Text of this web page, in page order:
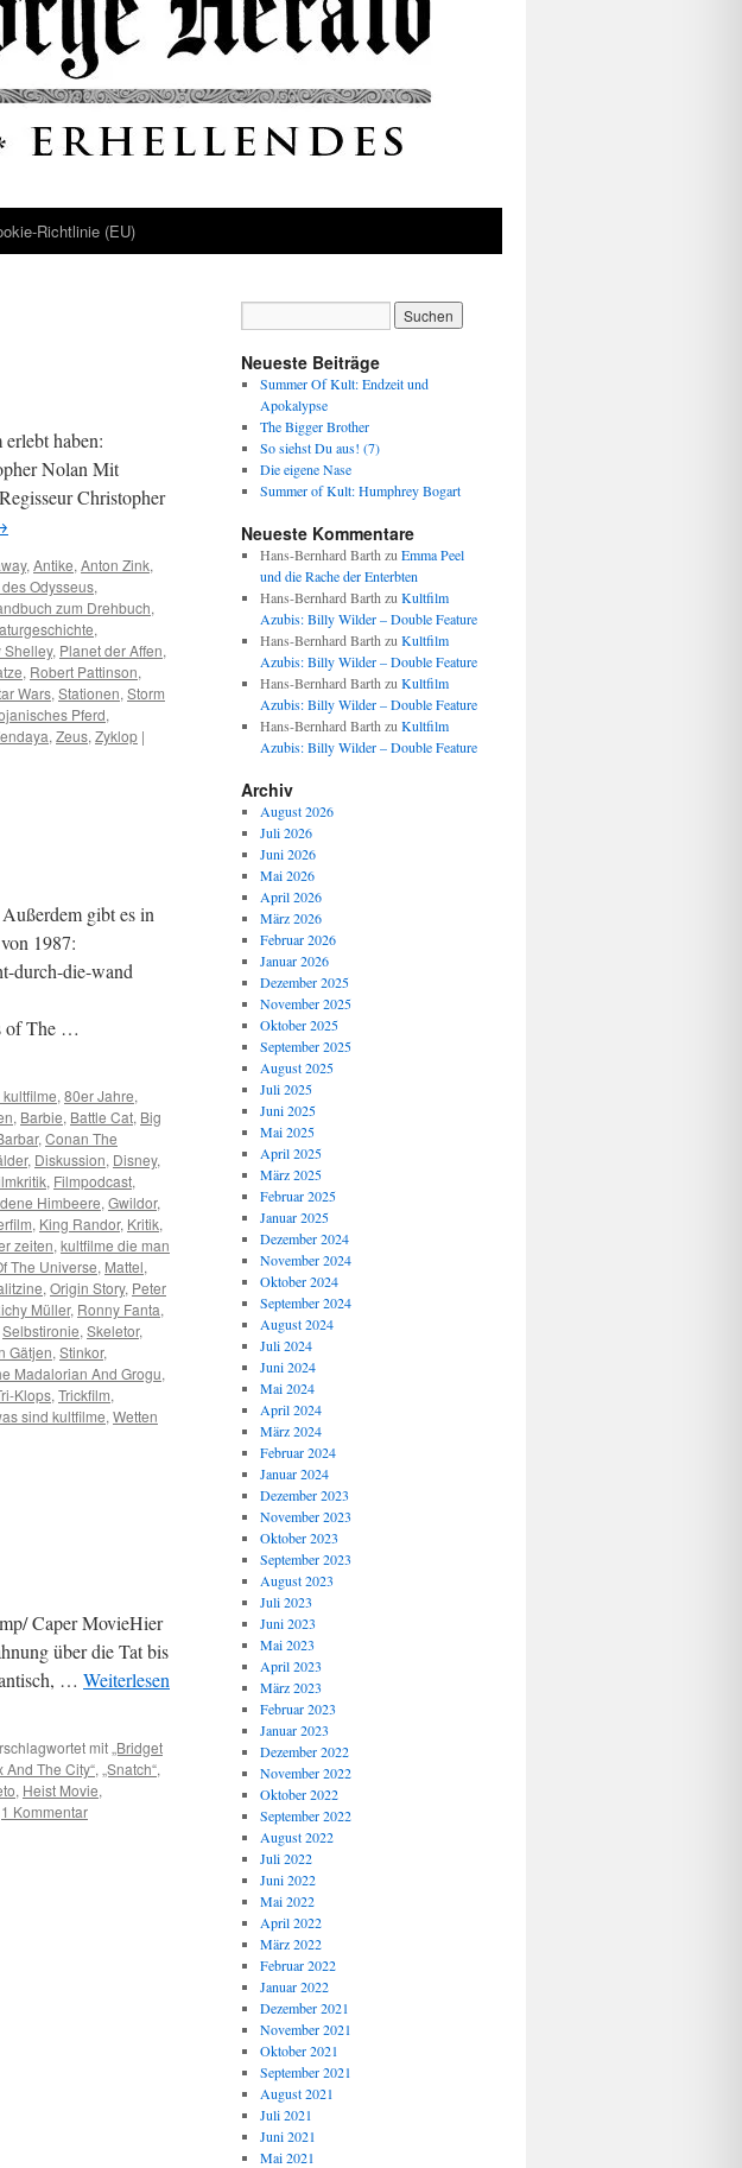
Richtlinie (EU)
haben:
Nolan Mit
Christopher
, Antike, Anton Zink,
Odysseus,
zum Drehbuch,
,
Shelley, Planet der Affen,
, Robert Pattinson,
Wars, Stationen, Storm
Pferd,
, Zeus, Zyklop |
gibt es in
1987:
durch-die-wand
of The …
, 80er Jahre,
, Barbie, Battle Cat, Big
, Conan The
, Diskussion, Disney,
, Filmpodcast,
Himbeere, Gwildor,
, King Randor, Kritik,
zeiten, kultfilme die man
The Universe, Mattel,
, Origin Story, Peter
Müller, Ronny Fanta,
Selbstironie, Skeletor,
Gätjen, Stinkor,
Madalorian And Grogu,
Klops, Trickfilm,
sind kultfilme, Wetten
Caper MovieHier
über die Tat bis
… Weiterlesen
mit „Bridget
And The City“, „Snatch“,
, Heist Movie,
1 Kommentar
Neueste Beiträge
Summer Of Kult: Endzeit und
Apokalypse
The Bigger Brother
So siehst Du aus! (7)
Die eigene Nase
Summer of Kult: Humphrey Bogart
Neueste Kommentare
Hans-Bernhard Barth zu Emma Peel
und die Rache der Enterbten
Hans-Bernhard Barth zu Kultfilm
Azubis: Billy Wilder – Double Feature
Hans-Bernhard Barth zu Kultfilm
Azubis: Billy Wilder – Double Feature
Hans-Bernhard Barth zu Kultfilm
Azubis: Billy Wilder – Double Feature
Hans-Bernhard Barth zu Kultfilm
Azubis: Billy Wilder – Double Feature
Archiv
August 2026
Juli 2026
Juni 2026
Mai 2026
April 2026
März 2026
Februar 2026
Januar 2026
Dezember 2025
November 2025
Oktober 2025
September 2025
August 2025
Juli 2025
Juni 2025
Mai 2025
April 2025
März 2025
Februar 2025
Januar 2025
Dezember 2024
November 2024
Oktober 2024
September 2024
August 2024
Juli 2024
Juni 2024
Mai 2024
April 2024
März 2024
Februar 2024
Januar 2024
Dezember 2023
November 2023
Oktober 2023
September 2023
August 2023
Juli 2023
Juni 2023
Mai 2023
April 2023
März 2023
Februar 2023
Januar 2023
Dezember 2022
November 2022
Oktober 2022
September 2022
August 2022
Juli 2022
Juni 2022
Mai 2022
April 2022
März 2022
Februar 2022
Januar 2022
Dezember 2021
November 2021
Oktober 2021
September 2021
August 2021
Juli 2021
Juni 2021
Mai 2021